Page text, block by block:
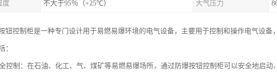
度 不大于95％（+25℃） 大气压力
钮控制柜是一种专门设计用于易燃易爆环境的电气设备，主要用于控制和操作电气设备
：
控制：在石油、化工、气、煤矿等易燃易爆场所，通过防爆按钮控制柜可以安全地启